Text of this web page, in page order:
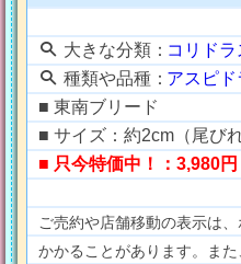
大きな分類：コリドラ
種類や品種：アスピ
■ 東南ブリード
■ サイズ：約2cm（尾びれ
■ 只今特価中！：3,980円
ご売約や店舗移動の表示は
かかることがあります。ま